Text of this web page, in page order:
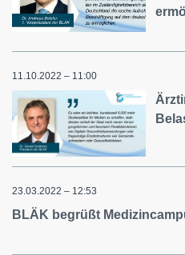
11.10.2022 – 11:00
23.03.2022 – 12:53
BLÄK begrüßt